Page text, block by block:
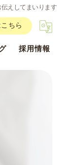
えしてまいります
ちら
採用情報